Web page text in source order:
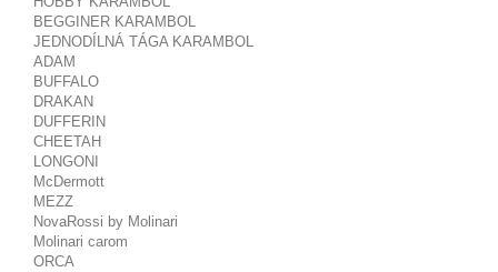
BEGGINER KARAMBOL
JEDNODÍLNÁ TÁGA KARAMBOL
ADAM
BUFFALO
DRAKAN
DUFFERIN
CHEETAH
LONGONI
McDermott
MEZZ
NovaRossi by Molinari
Molinari carom
ORCA